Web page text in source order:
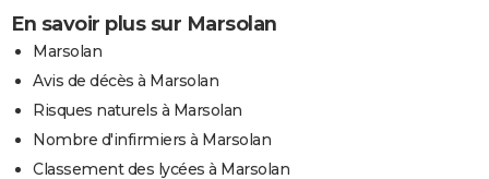
En savoir plus sur Marsolan
Marsolan
Avis de décès à Marsolan
Risques naturels à Marsolan
Nombre d'infirmiers à Marsolan
Classement des lycées à Marsolan